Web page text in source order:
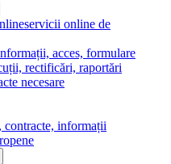
servicii online de
acces, formulare
rectificări, raportări
necesare
contracte, informații